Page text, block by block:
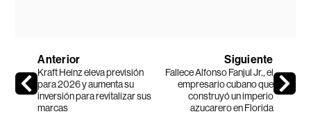
Anterior
Kraft Heinz eleva previsión
para 2026 y aumenta su
inversión para revitalizar sus
marcas
Siguiente
Fallece Alfonso Fanjul Jr., el
empresario cubano que
construyó un imperio
azucarero en Florida